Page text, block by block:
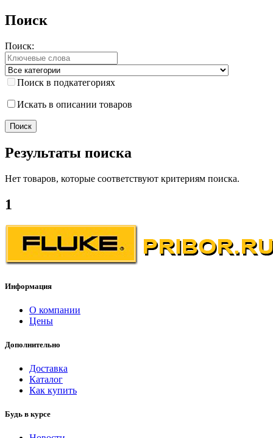
Поиск
Поиск:
Поиск в подкатегориях
Искать в описании товаров
Результаты поиска
Нет товаров, которые соответствуют критериям поиска.
1
Информация
О компании
Цены
Дополнительно
Доставка
Каталог
Как купить
Будь в курсе